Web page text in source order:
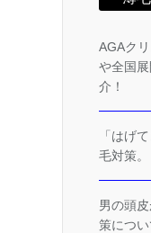
AGAク
や全国
介！
「はげ
毛対策。
男の頭
策につい